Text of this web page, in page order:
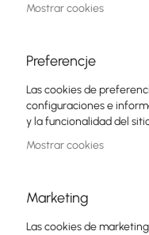
Switch
Puntos de Acceso
Cables Coaxiales
GPON
Mostrar cookies
Preferencje
Las cookies de
configuraciones e
y la funcionalidad del
Mostrar cookies
Marketing
Las cookies de